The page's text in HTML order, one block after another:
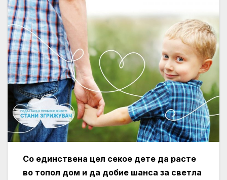
Со единствена цел секое дете да расте
во топол дом и да добие шанса за светла